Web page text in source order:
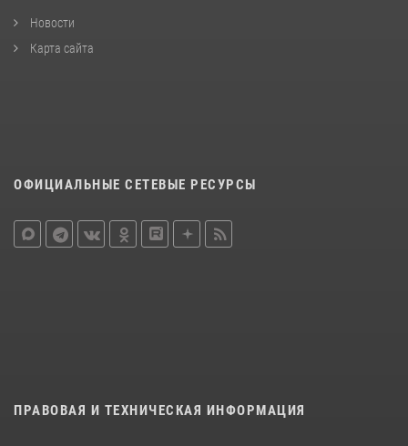
Новости
Карта сайта
ОФИЦИАЛЬНЫЕ СЕТЕВЫЕ РЕСУРСЫ
ПРАВОВАЯ И ТЕХНИЧЕСКАЯ ИНФОРМАЦИЯ